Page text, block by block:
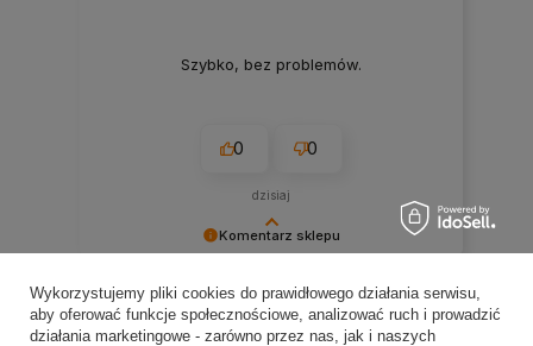
Komentarz sklepu
Jesteśmy wdzięczni za tak wspaniałych klientów
jak Ty. Z pozdrowieniami, obsługa sklepu.
Szybko, bez problemów.
0 0
dzisiaj
zebranych i zweryfikowanych przez
Wykorzystujemy pliki cookies do prawidłowego działania serwisu,
aby oferować funkcje społecznościowe, analizować ruch i prowadzić
działania marketingowe - zarówno przez nas, jak i naszych